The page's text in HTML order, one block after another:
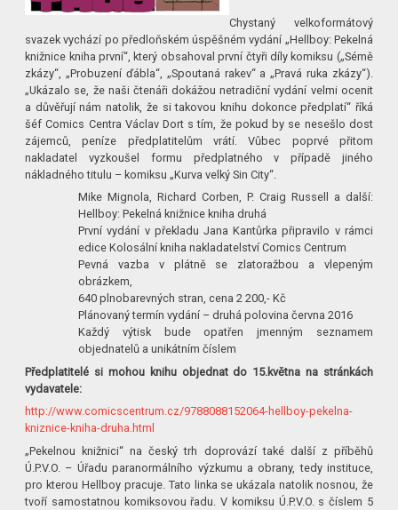
Chystaný velkoformátový
svazek vychází po předloňském úspěšném vydání „Hellboy: Pekelná
knižnice kniha první“, který obsahoval první čtyři díly komiksu („Sémě
zkázy“, „Probuzení ďábla“, „Spoutaná rakev“ a „Pravá ruka zkázy“).
„Ukázalo se, že naši čtenáři dokážou netradiční vydání velmi ocenit
a důvěřují nám natolik, že si takovou knihu dokonce předplatí“ říká
šéf Comics Centra Václav Dort s tím, že pokud by se nesešlo dost
zájemců, peníze předplatitelům vrátí. Vůbec poprvé přitom
nakladatel vyzkoušel formu předplatného v případě jiného
nákladného titulu – komiksu „Kurva velký Sin City“.
Mike Mignola, Richard Corben, P. Craig Russell a další:
Hellboy: Pekelná knižnice kniha druhá
První vydání v překladu Jana Kantůrka připravilo v rámci
edice Kolosální kniha nakladatelství Comics Centrum
Pevná vazba v plátně se zlatoražbou a vlepeným
obrázkem,
640 plnobarevných stran, cena 2 200,- Kč
Plánovaný termín vydání – druhá polovina června 2016
Každý výtisk bude opatřen jmenným seznamem
objednatelů a unikátním číslem
Předplatitelé si mohou knihu objednat do 15.května na stránkách
vydavatele:
http://www.comicscentrum.cz/9788088152064-hellboy-pekelna-
kniznice-kniha-druha.html
„Pekelnou knižnici“ na český trh doprovází také další z příběhů
Ú.P.V.O. – Úřadu paranormálního výzkumu a obrany, tedy instituce,
pro kterou Hellboy pracuje. Tato linka se ukázala natolik nosnou, že
tvoří samostatnou komiksovou řadu. V komiksu Ú.P.V.O. s číslem 5